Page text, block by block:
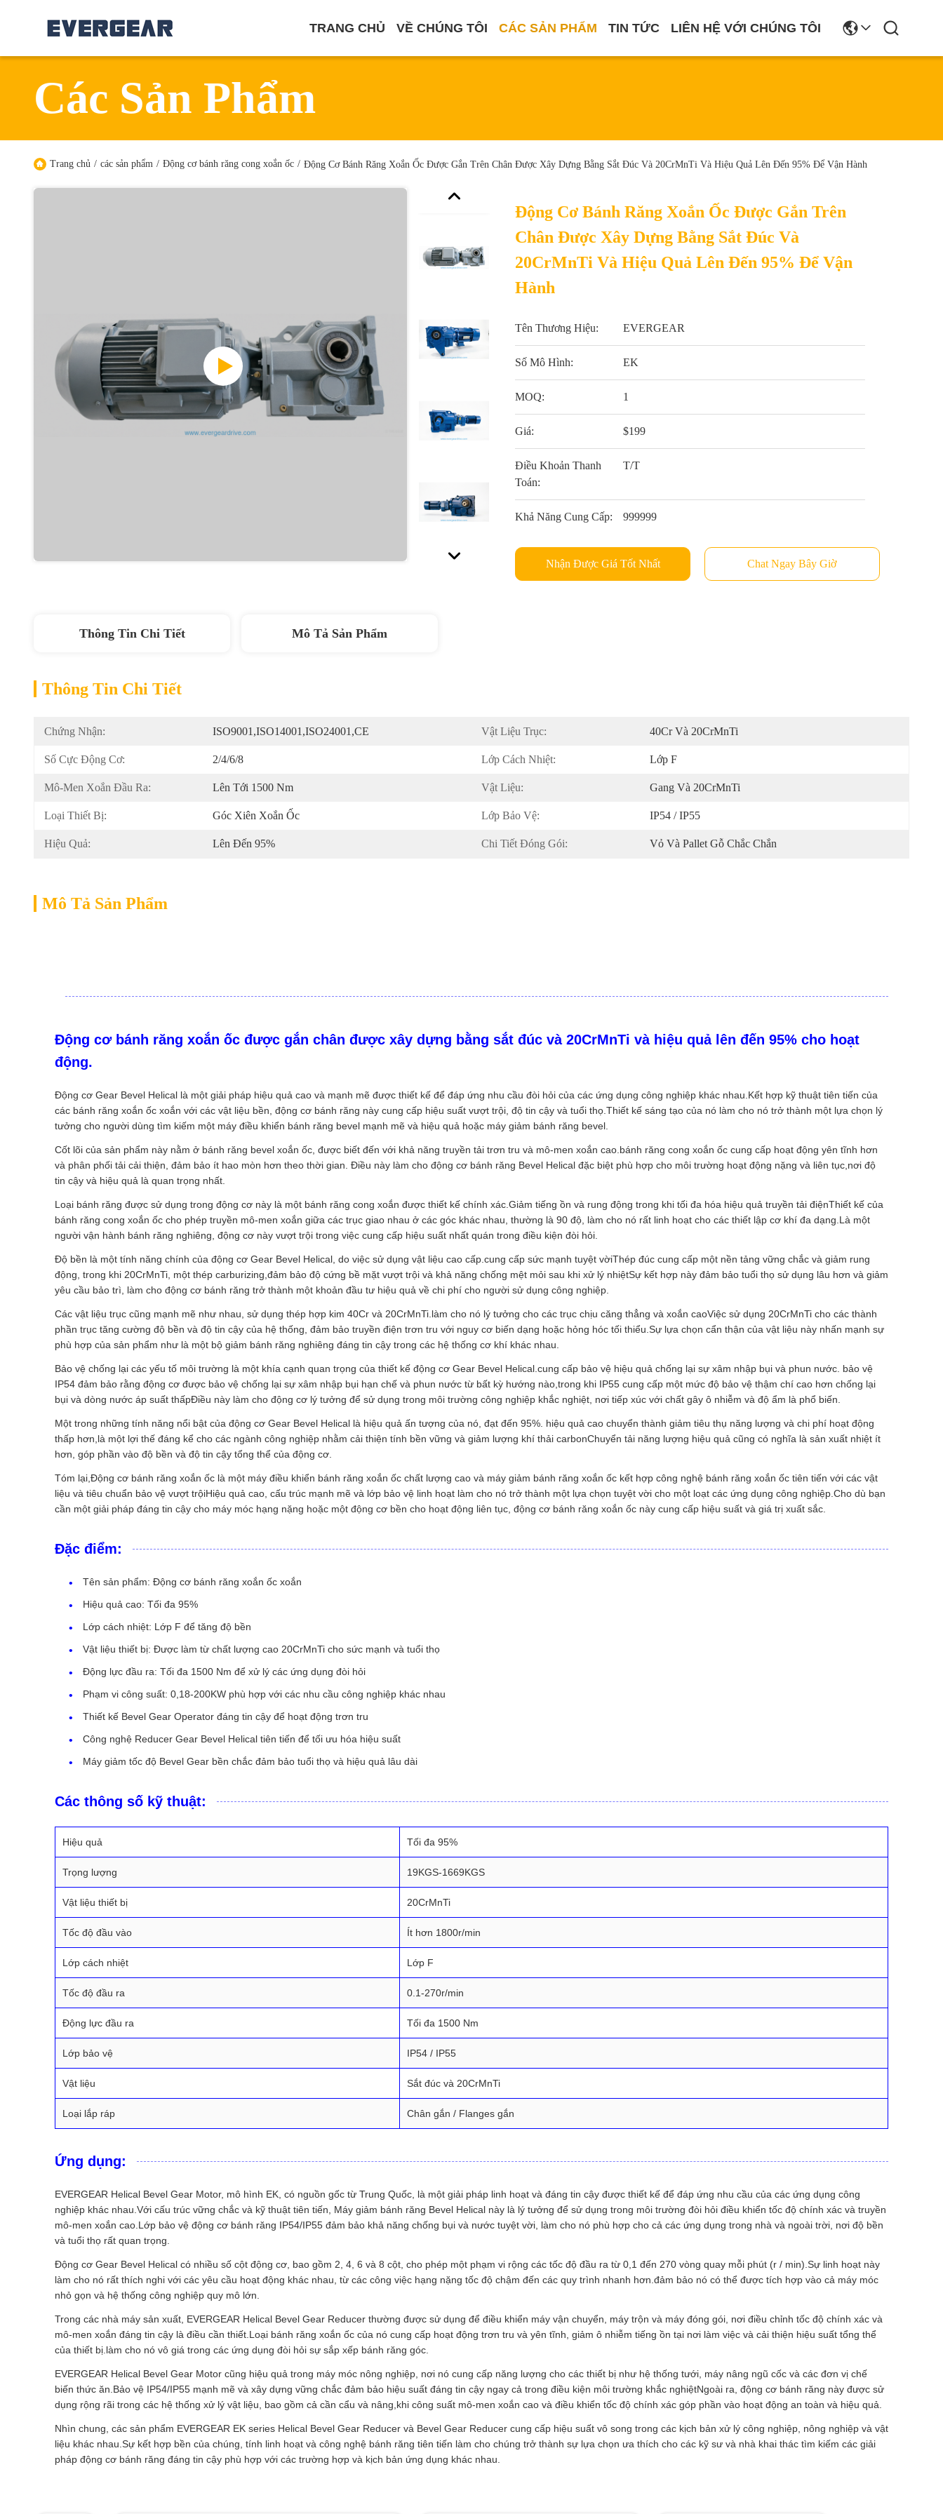
TRANG CHỦ VỀ CHÚNG TÔI CÁC SẢN PHẨM TIN TỨC LIÊN HỆ VỚI CHÚNG TÔI
Các Sản Phẩm
Trang chủ / các sản phẩm / Động cơ bánh răng cong xoắn ốc / Động Cơ Bánh Răng Xoắn Ốc Được Gắn Trên Chân Được Xây Dựng Bằng Sắt Đúc Và 20CrMnTi Và Hiệu Quả Lên Đến 95% Để Vận Hành
Động Cơ Bánh Răng Xoắn Ốc Được Gắn Trên
Chân Được Xây Dựng Bằng Sắt Đúc Và
20CrMnTi Và Hiệu Quả Lên Đến 95% Để Vận
Hành
Tên Thương Hiệu: EVERGEAR
Số Mô Hình: EK
MOQ: 1
Giá: $199
Điều Khoản Thanh
Toán:
T/T
Khả Năng Cung Cấp: 999999
Nhận Được Giá Tốt Nhất Chat Ngay Bây Giờ
Thông Tin Chi Tiết Mô Tả Sản Phẩm
Thông Tin Chi Tiết
Chứng Nhận: ISO9001,ISO14001,ISO24001,CE Vật Liệu Trục: 40Cr Và 20CrMnTi
Số Cực Động Cơ: 2/4/6/8 Lớp Cách Nhiệt: Lớp F
Mô-Men Xoắn Đầu Ra: Lên Tới 1500 Nm Vật Liệu: Gang Và 20CrMnTi
Loại Thiết Bị: Góc Xiên Xoắn Ốc Lớp Bảo Vệ: IP54 / IP55
Hiệu Quả: Lên Đến 95% Chi Tiết Đóng Gói: Vỏ Và Pallet Gỗ Chắc Chắn
Mô Tả Sản Phẩm
Động cơ bánh răng xoắn ốc được gắn chân được xây dựng bằng sắt đúc và 20CrMnTi và hiệu quả lên đến 95% cho hoạt
động.
Động cơ Gear Bevel Helical là một giải pháp hiệu quả cao và mạnh mẽ được thiết kế để đáp ứng nhu cầu đòi hỏi của các ứng dụng công nghiệp khác nhau.Kết hợp kỹ thuật tiên tiến của
các bánh răng xoắn ốc xoắn với các vật liệu bền, động cơ bánh răng này cung cấp hiệu suất vượt trội, độ tin cậy và tuổi thọ.Thiết kế sáng tạo của nó làm cho nó trở thành một lựa chọn lý
tưởng cho người dùng tìm kiếm một máy điều khiển bánh răng bevel mạnh mẽ và hiệu quả hoặc máy giảm bánh răng bevel.
Cốt lõi của sản phẩm này nằm ở bánh răng bevel xoắn ốc, được biết đến với khả năng truyền tải trơn tru và mô-men xoắn cao.bánh răng cong xoắn ốc cung cấp hoạt động yên tĩnh hơn
và phân phối tải cải thiện, đảm bảo ít hao mòn hơn theo thời gian. Điều này làm cho động cơ bánh răng Bevel Helical đặc biệt phù hợp cho môi trường hoạt động nặng và liên tục,nơi độ
tin cậy và hiệu quả là quan trọng nhất.
Loại bánh răng được sử dụng trong động cơ này là một bánh răng cong xoắn được thiết kế chính xác.Giảm tiếng ồn và rung động trong khi tối đa hóa hiệu quả truyền tải điệnThiết kế của
bánh răng cong xoắn ốc cho phép truyền mô-men xoắn giữa các trục giao nhau ở các góc khác nhau, thường là 90 độ, làm cho nó rất linh hoạt cho các thiết lập cơ khí đa dạng.Là một
người vận hành bánh răng nghiêng, động cơ này vượt trội trong việc cung cấp hiệu suất nhất quán trong điều kiện đòi hỏi.
Độ bền là một tính năng chính của động cơ Gear Bevel Helical, do việc sử dụng vật liệu cao cấp.cung cấp sức mạnh tuyệt vờiThép đúc cung cấp một nền tảng vững chắc và giảm rung
động, trong khi 20CrMnTi, một thép carburizing,đảm bảo độ cứng bề mặt vượt trội và khả năng chống mệt mỏi sau khi xử lý nhiệtSự kết hợp này đảm bảo tuổi thọ sử dụng lâu hơn và giảm
yêu cầu bảo trì, làm cho động cơ bánh răng trở thành một khoản đầu tư hiệu quả về chi phí cho người sử dụng công nghiệp.
Các vật liệu trục cũng mạnh mẽ như nhau, sử dụng thép hợp kim 40Cr và 20CrMnTi.làm cho nó lý tưởng cho các trục chịu căng thẳng và xoắn caoViệc sử dụng 20CrMnTi cho các thành
phần trục tăng cường độ bền và độ tin cậy của hệ thống, đảm bảo truyền điện trơn tru với nguy cơ biến dạng hoặc hỏng hóc tối thiểu.Sự lựa chọn cẩn thận của vật liệu này nhấn mạnh sự
phù hợp của sản phẩm như là một bộ giảm bánh răng nghiêng đáng tin cậy trong các hệ thống cơ khí khác nhau.
Bảo vệ chống lại các yếu tố môi trường là một khía cạnh quan trọng của thiết kế động cơ Gear Bevel Helical.cung cấp bảo vệ hiệu quả chống lại sự xâm nhập bụi và phun nước. bảo vệ
IP54 đảm bảo rằng động cơ được bảo vệ chống lại sự xâm nhập bụi hạn chế và phun nước từ bất kỳ hướng nào,trong khi IP55 cung cấp một mức độ bảo vệ thậm chí cao hơn chống lại
bụi và dòng nước áp suất thấpĐiều này làm cho động cơ lý tưởng để sử dụng trong môi trường công nghiệp khắc nghiệt, nơi tiếp xúc với chất gây ô nhiễm và độ ẩm là phổ biến.
Một trong những tính năng nổi bật của động cơ Gear Bevel Helical là hiệu quả ấn tượng của nó, đạt đến 95%. hiệu quả cao chuyển thành giảm tiêu thụ năng lượng và chi phí hoạt động
thấp hơn,là một lợi thế đáng kể cho các ngành công nghiệp nhằm cải thiện tính bền vững và giảm lượng khí thải carbonChuyển tải năng lượng hiệu quả cũng có nghĩa là sản xuất nhiệt ít
hơn, góp phần vào độ bền và độ tin cậy tổng thể của động cơ.
Tóm lại,Động cơ bánh răng xoắn ốc là một máy điều khiển bánh răng xoắn ốc chất lượng cao và máy giảm bánh răng xoắn ốc kết hợp công nghệ bánh răng xoắn ốc tiên tiến với các vật
liệu và tiêu chuẩn bảo vệ vượt trộiHiệu quả cao, cấu trúc mạnh mẽ và lớp bảo vệ linh hoạt làm cho nó trở thành một lựa chọn tuyệt vời cho một loạt các ứng dụng công nghiệp.Cho dù bạn
cần một giải pháp đáng tin cậy cho máy móc hạng nặng hoặc một động cơ bền cho hoạt động liên tục, động cơ bánh răng xoắn ốc này cung cấp hiệu suất và giá trị xuất sắc.
Đặc điểm:
Tên sản phẩm: Động cơ bánh răng xoắn ốc xoắn
Hiệu quả cao: Tối đa 95%
Lớp cách nhiệt: Lớp F để tăng độ bền
Vật liệu thiết bị: Được làm từ chất lượng cao 20CrMnTi cho sức mạnh và tuổi thọ
Động lực đầu ra: Tối đa 1500 Nm để xử lý các ứng dụng đòi hỏi
Phạm vi công suất: 0,18-200KW phù hợp với các nhu cầu công nghiệp khác nhau
Thiết kế Bevel Gear Operator đáng tin cậy để hoạt động trơn tru
Công nghệ Reducer Gear Bevel Helical tiên tiến để tối ưu hóa hiệu suất
Máy giảm tốc độ Bevel Gear bền chắc đảm bảo tuổi thọ và hiệu quả lâu dài
Các thông số kỹ thuật:
Hiệu quả Tối đa 95%
Trọng lượng 19KGS-1669KGS
Vật liệu thiết bị 20CrMnTi
Tốc độ đầu vào Ít hơn 1800r/min
Lớp cách nhiệt Lớp F
Tốc độ đầu ra 0.1-270r/min
Động lực đầu ra Tối đa 1500 Nm
Lớp bảo vệ IP54 / IP55
Vật liệu Sắt đúc và 20CrMnTi
Loại lắp ráp Chân gắn / Flanges gắn
Ứng dụng:
EVERGEAR Helical Bevel Gear Motor, mô hình EK, có nguồn gốc từ Trung Quốc, là một giải pháp linh hoạt và đáng tin cậy được thiết kế để đáp ứng nhu cầu của các ứng dụng công
nghiệp khác nhau.Với cấu trúc vững chắc và kỹ thuật tiên tiến, Máy giảm bánh răng Bevel Helical này là lý tưởng để sử dụng trong môi trường đòi hỏi điều khiển tốc độ chính xác và truyền
mô-men xoắn cao.Lớp bảo vệ động cơ bánh răng IP54/IP55 đảm bảo khả năng chống bụi và nước tuyệt vời, làm cho nó phù hợp cho cả các ứng dụng trong nhà và ngoài trời, nơi độ bền
và tuổi thọ rất quan trọng.
Động cơ Gear Bevel Helical có nhiều số cột động cơ, bao gồm 2, 4, 6 và 8 cột, cho phép một phạm vi rộng các tốc độ đầu ra từ 0,1 đến 270 vòng quay mỗi phút (r / min).Sự linh hoạt này
làm cho nó rất thích nghi với các yêu cầu hoạt động khác nhau, từ các công việc hạng nặng tốc độ chậm đến các quy trình nhanh hơn.đảm bảo nó có thể được tích hợp vào cả máy móc
nhỏ gọn và hệ thống công nghiệp quy mô lớn.
Trong các nhà máy sản xuất, EVERGEAR Helical Bevel Gear Reducer thường được sử dụng để điều khiển máy vận chuyển, máy trộn và máy đóng gói, nơi điều chỉnh tốc độ chính xác và
mô-men xoắn đáng tin cậy là điều cần thiết.Loại bánh răng xoắn ốc của nó cung cấp hoạt động trơn tru và yên tĩnh, giảm ô nhiễm tiếng ồn tại nơi làm việc và cải thiện hiệu suất tổng thể
của thiết bị.làm cho nó vô giá trong các ứng dụng đòi hỏi sự sắp xếp bánh răng góc.
EVERGEAR Helical Bevel Gear Motor cũng hiệu quả trong máy móc nông nghiệp, nơi nó cung cấp năng lượng cho các thiết bị như hệ thống tưới, máy nâng ngũ cốc và các đơn vị chế
biến thức ăn.Bảo vệ IP54/IP55 mạnh mẽ và xây dựng vững chắc đảm bảo hiệu suất đáng tin cậy ngay cả trong điều kiện môi trường khắc nghiệtNgoài ra, động cơ bánh răng này được sử
dụng rộng rãi trong các hệ thống xử lý vật liệu, bao gồm cả cần cẩu và nâng,khi công suất mô-men xoắn cao và điều khiển tốc độ chính xác góp phần vào hoạt động an toàn và hiệu quả.
Nhìn chung, các sản phẩm EVERGEAR EK series Helical Bevel Gear Reducer và Bevel Gear Reducer cung cấp hiệu suất vô song trong các kịch bản xử lý công nghiệp, nông nghiệp và vật
liệu khác nhau.Sự kết hợp bền của chúng, tính linh hoạt và công nghệ bánh răng tiên tiến làm cho chúng trở thành sự lựa chọn ưa thích cho các kỹ sư và nhà khai thác tìm kiếm các giải
pháp động cơ bánh răng đáng tin cậy phù hợp với các trường hợp và kịch bản ứng dụng khác nhau.